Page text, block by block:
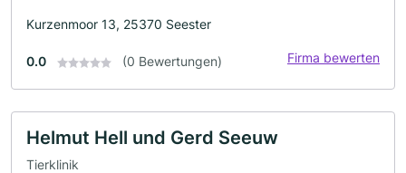
Kurzenmoor 13, 25370 Seester
0.0 (0 Bewertungen) Firma bewerten
Helmut Hell und Gerd Seeuw
Tierklinik